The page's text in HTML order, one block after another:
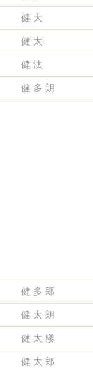
健 大
健 太
健 汰
健 多 朗
健 多 郎
健 太 朗
健 太 楼
健 太 郎